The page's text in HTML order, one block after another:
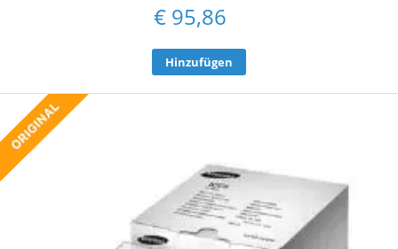
€ 95,86
Hinzufügen